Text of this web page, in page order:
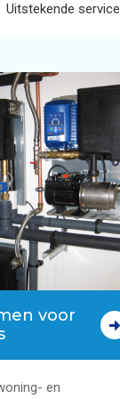
Uitstekende service
voor
en